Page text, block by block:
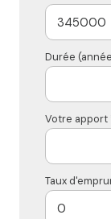
Durée
Votre apport
Taux